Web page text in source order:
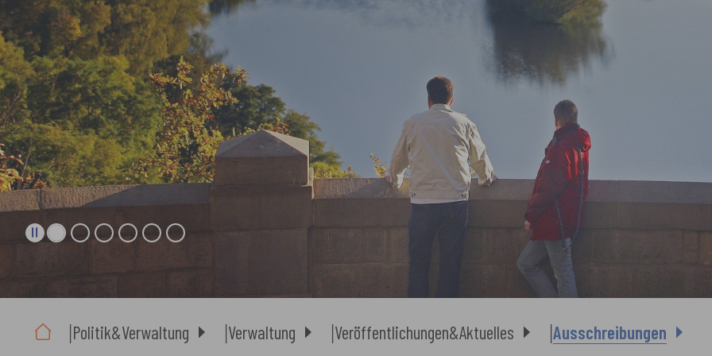
Politik&Verwaltung Verwaltung Veröffentlichungen&Aktuelles Ausschreibungen